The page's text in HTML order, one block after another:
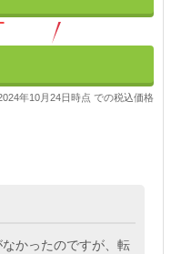
年10月24日時点 での税込価格
かったのですが、転